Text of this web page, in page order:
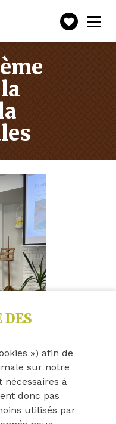
Faire
un
Toggle
navigation
DES
») afin de
sur notre
nécessaires à
donc pas
utilisés par